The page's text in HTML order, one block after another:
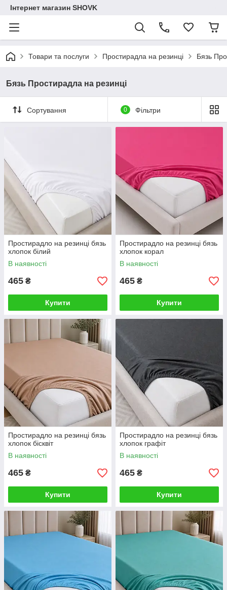
Інтернет магазин SHOVK
Товари та послуги Простирадла на резинці Бязь
Бязь Простирадла на резинці
Сортування 0 Фільтри
Простирадло на резинці бязь
хлопок білий
В наявності
465 ₴
Купити
Простирадло на резинці бязь
хлопок корал
В наявності
465 ₴
Купити
Простирадло на резинці бязь
хлопок бісквіт
В наявності
465 ₴
Купити
Простирадло на резинці бязь
хлопок графіт
В наявності
465 ₴
Купити